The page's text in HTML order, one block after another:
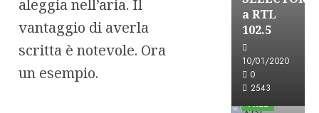
aleggia nell’aria. Il
vantaggio di averla
scritta è notevole. Ora
un esempio.
a RTL
102.5
10/01/2020
0
2543
A-Stories
Formazione
FREE